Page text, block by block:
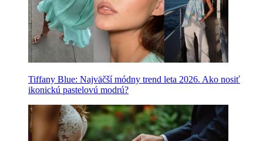
Tiffany Blue: Najväčší módny trend leta 2026. Ako nosiť
ikonickú pastelovú modrú?